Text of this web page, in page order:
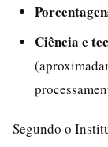
Ciência e
Segundo o